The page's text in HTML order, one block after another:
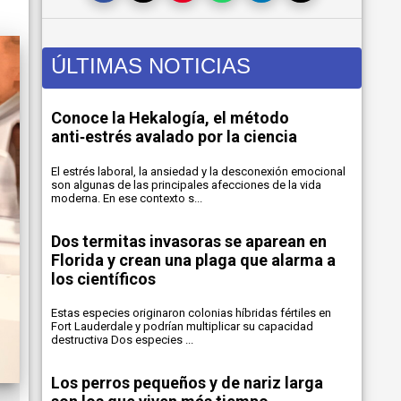
ÚLTIMAS NOTICIAS
Conoce la Hekalogía, el método
anti‑estrés avalado por la ciencia
El estrés laboral, la ansiedad y la desconexión emocional
son algunas de las principales afecciones de la vida
moderna. En ese contexto s...
Dos termitas invasoras se aparean en
Florida y crean una plaga que alarma a
los científicos
Estas especies originaron colonias híbridas fértiles en
Fort Lauderdale y podrían multiplicar su capacidad
destructiva Dos especies ...
Los perros pequeños y de nariz larga